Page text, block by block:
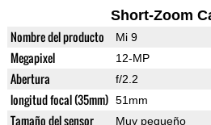
Short-Zoom
Nombre del producto Mi 9
Megapixel 12-MP
Abertura f/2.2
longitud focal (35mm) 51mm
Tamaño del sensor Muy pequeño